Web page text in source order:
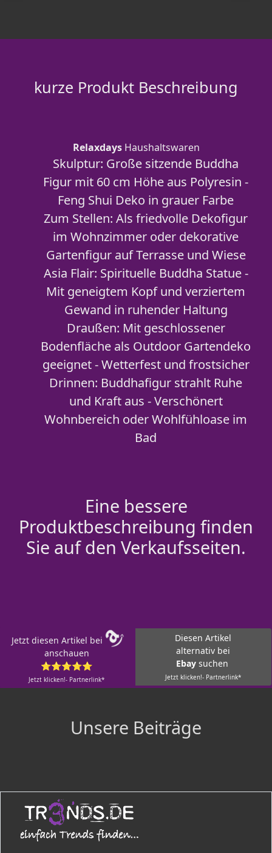
kurze Produkt Beschreibung
RelaxdaysHaushaltswaren
Skulptur: Große sitzende Buddha
Figur mit 60 cm Höhe aus Polyresin -
Feng Shui Deko in grauer Farbe
Zum Stellen: Als friedvolle Dekofigur
im Wohnzimmer oder dekorative
Gartenfigur auf Terrasse und Wiese
Asia Flair: Spirituelle Buddha Statue -
Mit geneigtem Kopf und verziertem
Gewand in ruhender Haltung
Draußen: Mit geschlossener
Bodenfläche als Outdoor Gartendeko
geeignet - Wetterfest und frostsicher
Drinnen: Buddhafigur strahlt Ruhe
und Kraft aus - Verschönert
Wohnbereich oder Wohlfühloase im
Bad
Eine bessere
Produktbeschreibung finden
Sie auf den Verkaufsseiten.
Jetzt diesen Artikel bei
anschauen
⭐⭐⭐⭐⭐
Jetzt klicken!- Partnerlink*
Diesen Artikel
alternativ bei
Ebay suchen
Jetzt klicken!- Partnerlink*
Unsere Beiträge